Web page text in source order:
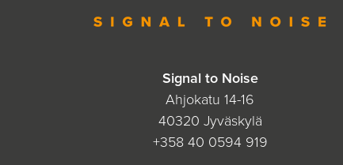
Signal to Noise
Ahjokatu 14-16
40320 Jyväskylä
+358 40 0594 919